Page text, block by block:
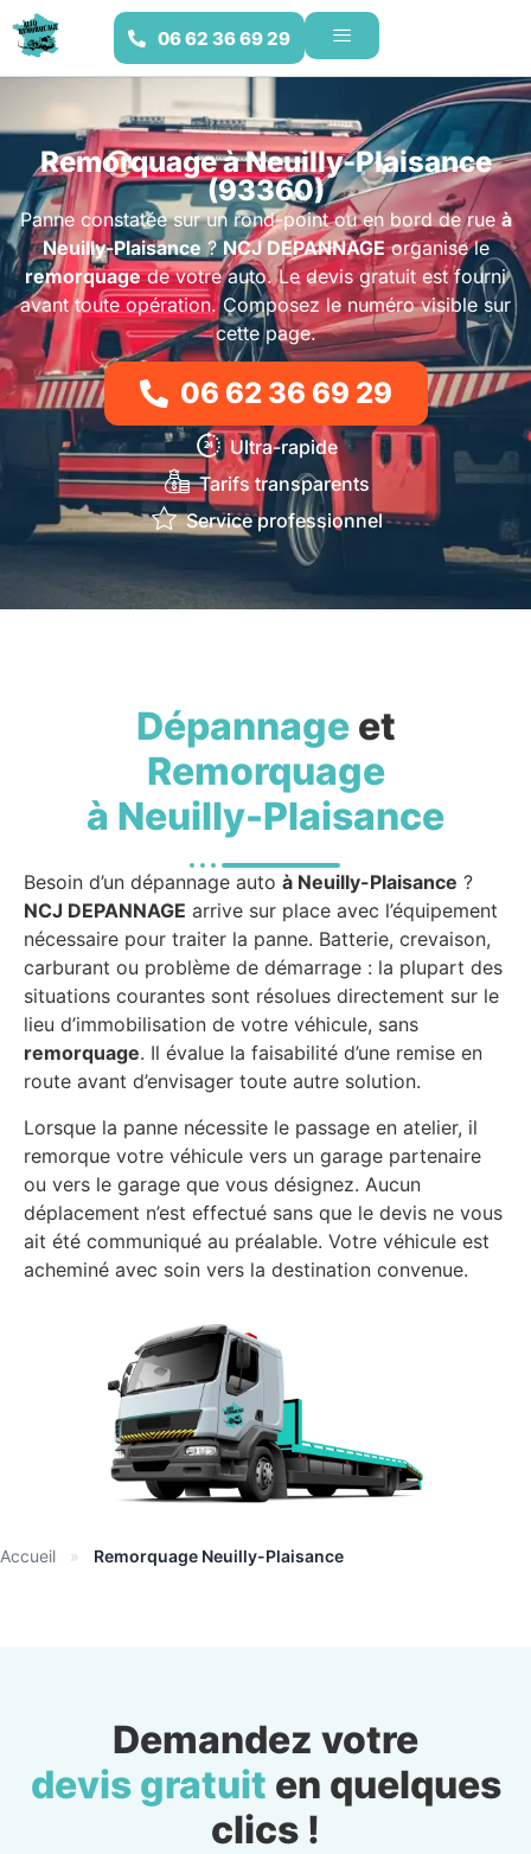
06 62 36 69 29
Remorquage à Neuilly-Plaisance
(93360)
Panne constatée sur un rond-point ou en bord de rueà
Neuilly-Plaisance ?NCJ DEPANNAGEorganise le
remorquagede votre auto. Le devis gratuit est fourni
avant toute opération. Composez le numéro visible sur
cette page.
06 62 36 69 29
Ultra-rapide
Tarifs transparents
Service professionnel
Dépannageet
Remorquage
à Neuilly-Plaisance
Besoin d’un dépannage auto à Neuilly-Plaisance ?
NCJ DEPANNAGE arrive sur place avec l’équipement
nécessaire pour traiter la panne. Batterie, crevaison,
carburant ou problème de démarrage : la plupart des
situations courantes sont résolues directement sur le
lieu d’immobilisation de votre véhicule, sans
remorquage. Il évalue la faisabilité d’une remise en
route avant d’envisager toute autre solution.
Lorsque la panne nécessite le passage en atelier, il
remorque votre véhicule vers un garage partenaire
ou vers le garage que vous désignez. Aucun
déplacement n’est effectué sans que le devis ne vous
ait été communiqué au préalable. Votre véhicule est
acheminé avec soin vers la destination convenue.
Accueil » Remorquage Neuilly-Plaisance
Demandez votre
devis gratuit en quelques
clics !